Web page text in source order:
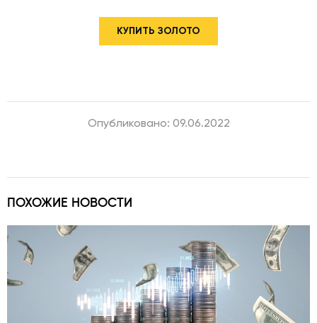
КУПИТЬ ЗОЛОТО
Опубликовано: 09.06.2022
ПОХОЖИЕ НОВОСТИ